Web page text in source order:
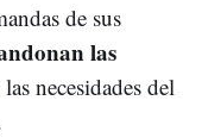
de sus
las
necesidades del